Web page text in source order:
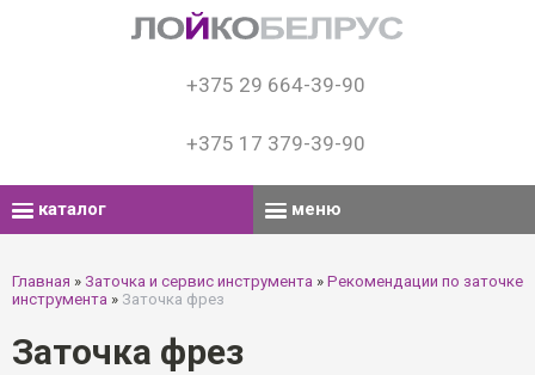
+375 29 664-39-90
+375 17 379-39-90
каталог меню
Главная » Заточка и сервис инструмента » Рекомендации по заточке
инструмента » Заточка фрез
Заточка фрез